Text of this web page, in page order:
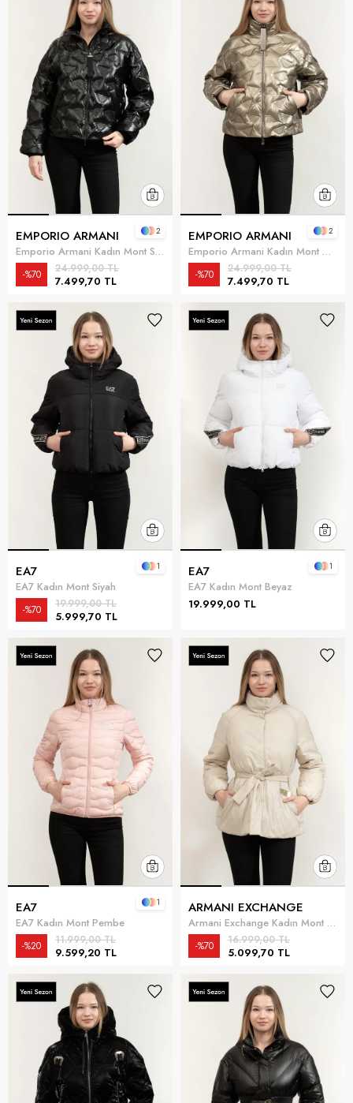
EMPORIO ARMANI
Emporio Armani Kadın Mont Siyah
7.499,70 TL
24.999,00 TL
%70
2 EMPORIO ARMANI
Emporio Armani Kadın Mont Altın
7.499,70 TL
24.999,00 TL
%70
2
EA7
EA7 Kadın Mont Siyah
5.999,70 TL
19.999,00 TL
%70
1 EA7
EA7 Kadın Mont Beyaz
19.999,00 TL
1
EA7
EA7 Kadın Mont Pembe
9.599,20 TL
11.999,00 TL
%20
1 ARMANI EXCHANGE
Armani Exchange Kadın Mont Çok Renkli
5.099,70 TL
16.999,00 TL
%70